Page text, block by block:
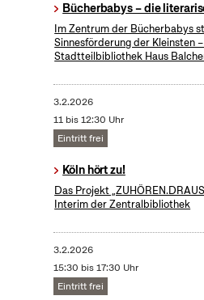
Bücherbabys – die
Im Zentrum der Bücherbabys
Sinnesförderung der Kleinsten
Stadtteilbibliothek Haus
3.2.2026
11 bis 12:30 Uhr
Eintritt frei
Köln hört zu!
Das Projekt
Interim der Zentralbibliothek
3.2.2026
15:30 bis 17:30 Uhr
Eintritt frei